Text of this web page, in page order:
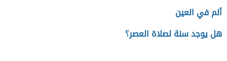
ألم في العين
هل يوجد سنة لصلاة العصر؟